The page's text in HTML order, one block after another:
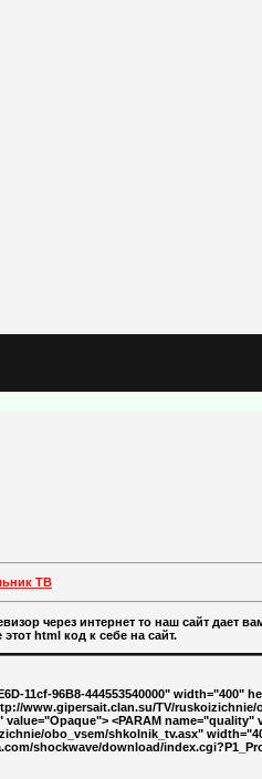
ТВ
через интернет то наш сайт дает
html код к себе на сайт.
11cf-96B8-444553540000"
www.gipersait.clan.su/TV/
value="Opaque"> <PARAM
obo_vsem/shkolnik_tv.asx"
shockwave/download/